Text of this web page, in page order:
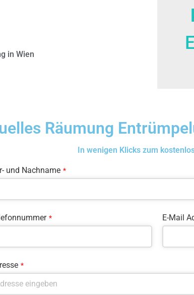
in Wien
Räumung
In wenigen Klicks zum
und Nachname *
* E-Mail
*